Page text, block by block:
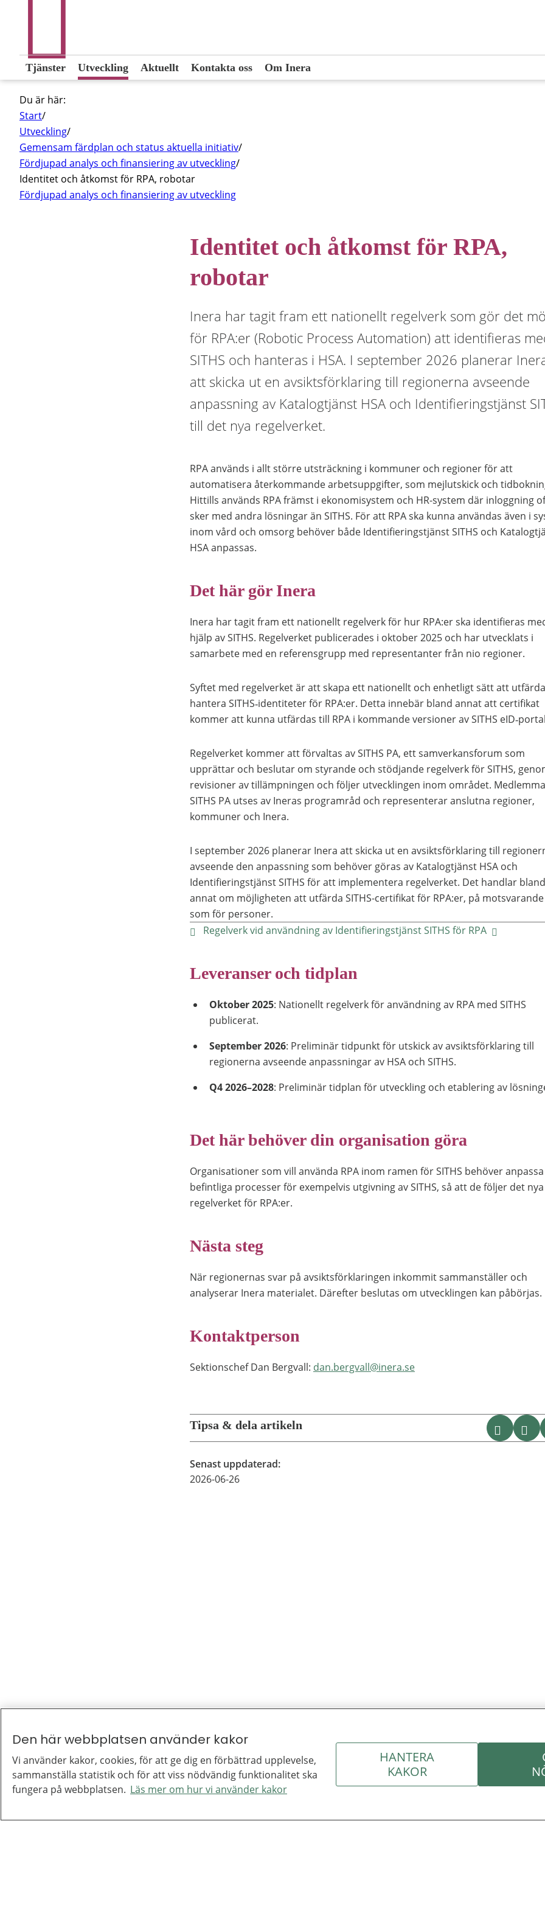
Tjänster Utveckling Aktuellt Kontakta oss Om Inera
Du är här:
Start/
Utveckling/
Gemensam färdplan och status aktuella initiativ/
Fördjupad analys och finansiering av utveckling/
Identitet och åtkomst för RPA, robotar
Fördjupad analys och finansiering av utveckling
Identitet och åtkomst för RPA,
robotar
Inera har tagit fram ett nationellt regelverk som gör det
för RPA:er (Robotic Process Automation) att identifieras
SITHS och hanteras i HSA. I september 2026 planerar
att skicka ut en avsiktsförklaring till regionerna avseende
anpassning av Katalogtjänst HSA och Identifieringstjänst
till det nya regelverket.
RPA används i allt större utsträckning i kommuner och regioner för att
automatisera återkommande arbetsuppgifter, som mejlutskick och
Hittills används RPA främst i ekonomisystem och HR-system där inloggning
sker med andra lösningar än SITHS. För att RPA ska kunna användas även i
inom vård och omsorg behöver både Identifieringstjänst SITHS och
HSA anpassas.
Det här gör Inera
Inera har tagit fram ett nationellt regelverk för hur RPA:er ska identifieras
hjälp av SITHS. Regelverket publicerades i oktober 2025 och har utvecklats i
samarbete med en referensgrupp med representanter från nio regioner.
Syftet med regelverket är att skapa ett nationellt och enhetligt sätt att
hantera SITHS‑identiteter för RPA:er. Detta innebär bland annat att certifikat
kommer att kunna utfärdas till RPA i kommande versioner av SITHS
Regelverket kommer att förvaltas av SITHS PA, ett samverkansforum som
upprättar och beslutar om styrande och stödjande regelverk för SITHS,
revisioner av tillämpningen och följer utvecklingen inom området.
SITHS PA utses av Ineras programråd och representerar anslutna regioner,
kommuner och Inera.
I september 2026 planerar Inera att skicka ut en avsiktsförklaring till
avseende den anpassning som behöver göras av Katalogtjänst HSA och
Identifieringstjänst SITHS för att implementera regelverket. Det handlar bland
annat om möjligheten att utfärda SITHS-certifikat för RPA:er, på
som för personer.
Regelverk vid användning av Identifieringstjänst SITHS för RPA
Leveranser och tidplan
Oktober 2025: Nationellt regelverk för användning av RPA med SITHS
publicerat.
September 2026: Preliminär tidpunkt för utskick av avsiktsförklaring till
regionerna avseende anpassningar av HSA och SITHS.
Q4 2026–2028: Preliminär tidplan för utveckling och etablering av
Det här behöver din organisation göra
Organisationer som vill använda RPA inom ramen för SITHS behöver
befintliga processer för exempelvis utgivning av SITHS, så att de följer det nya
regelverket för RPA:er.
Nästa steg
När regionernas svar på avsiktsförklaringen inkommit sammanställer och
analyserar Inera materialet. Därefter beslutas om utvecklingen kan påbörjas.
Kontaktperson
Sektionschef Dan Bergvall: dan.bergvall@inera.se
Tipsa & dela artikeln DELA
Senast uppdaterad:
2026-06-26
Den här webbplatsen använder kakor
Vi använder kakor, cookies, för att ge dig en förbättrad upplevelse,
sammanställa statistik och för att viss nödvändig funktionalitet ska
fungera på webbplatsen. Läs mer om hur vi använder kakor
HANTERA
KAKOR